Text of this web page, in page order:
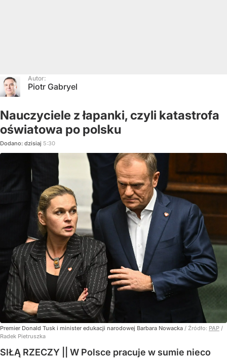
Autor:
Piotr Gabryel
Nauczyciele z łapanki, czyli katastrofa
oświatowa po polsku
Dodano: dzisiaj 5:30
Premier Donald Tusk i minister edukacji narodowej Barbara Nowacka / Źródło: PAP /
Radek Pietruszka
SIŁĄ RZECZY || W Polsce pracuje w sumie nieco